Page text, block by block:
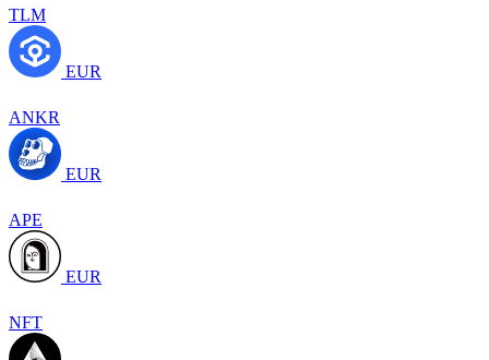
TLM
EUR
ANKR
EUR
APE
EUR
NFT